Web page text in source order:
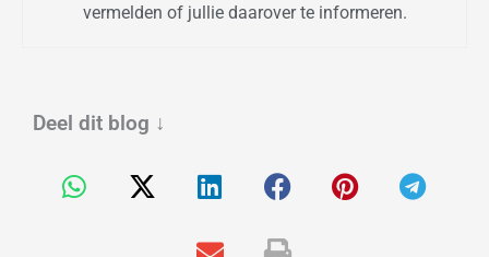
vermelden of jullie daarover te informeren.
Deel dit blog ↓